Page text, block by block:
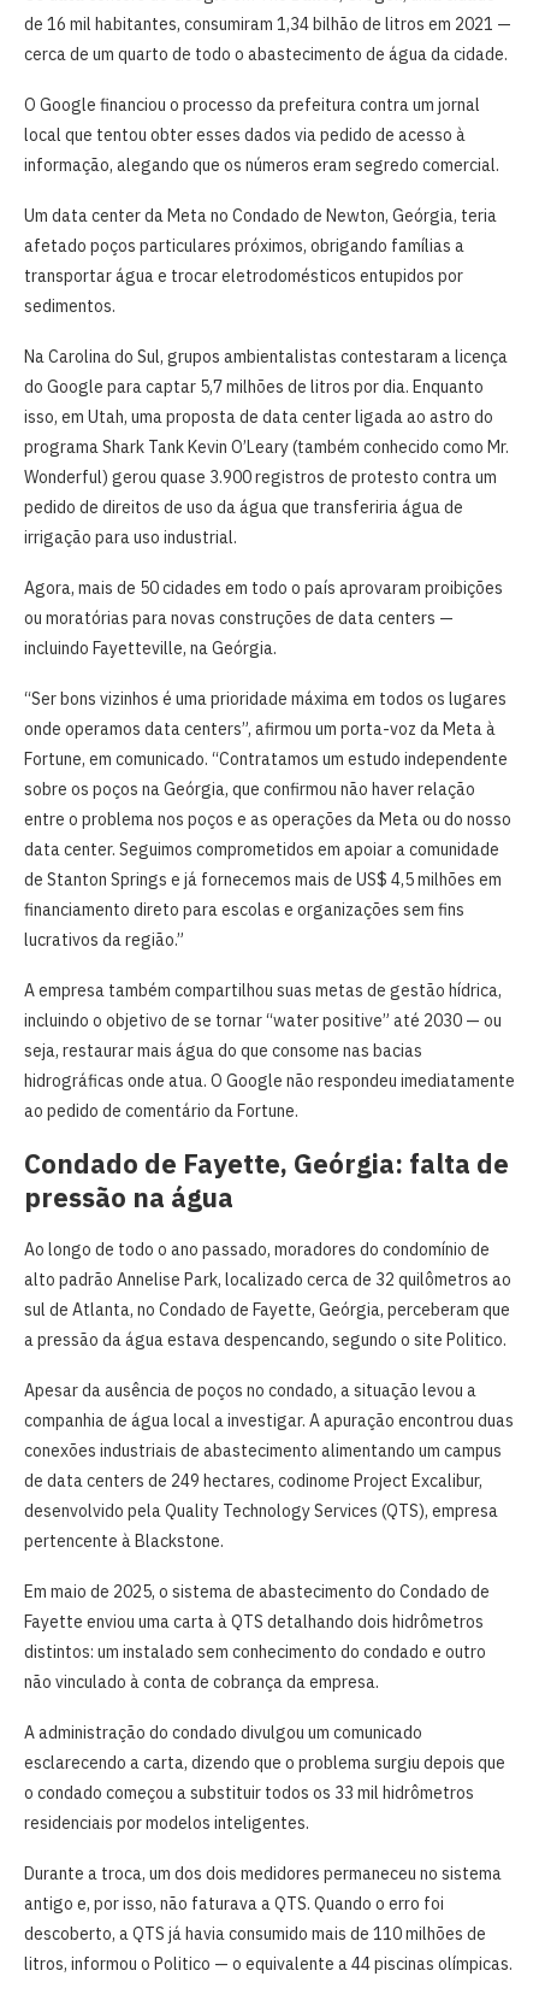
de 16 mil habitantes, consumiram 1,34 bilhão de litros em 2021 —
cerca de um quarto de todo o abastecimento de água da cidade.
O Google financiou o processo da prefeitura contra um jornal
local que tentou obter esses dados via pedido de acesso à
informação, alegando que os números eram segredo comercial.
Um data center da Meta no Condado de Newton, Geórgia, teria
afetado poços particulares próximos, obrigando famílias a
transportar água e trocar eletrodomésticos entupidos por
sedimentos.
Na Carolina do Sul, grupos ambientalistas contestaram a licença
do Google para captar 5,7 milhões de litros por dia. Enquanto
isso, em Utah, uma proposta de data center ligada ao astro do
programa Shark Tank Kevin O’Leary (também conhecido como Mr.
Wonderful) gerou quase 3.900 registros de protesto contra um
pedido de direitos de uso da água que transferiria água de
irrigação para uso industrial.
Agora, mais de 50 cidades em todo o país aprovaram proibições
ou moratórias para novas construções de data centers —
incluindo Fayetteville, na Geórgia.
“Ser bons vizinhos é uma prioridade máxima em todos os lugares
onde operamos data centers”, afirmou um porta-voz da Meta à
Fortune, em comunicado. “Contratamos um estudo independente
sobre os poços na Geórgia, que confirmou não haver relação
entre o problema nos poços e as operações da Meta ou do nosso
data center. Seguimos comprometidos em apoiar a comunidade
de Stanton Springs e já fornecemos mais de US$ 4,5 milhões em
financiamento direto para escolas e organizações sem fins
lucrativos da região.”
A empresa também compartilhou suas metas de gestão hídrica,
incluindo o objetivo de se tornar “water positive” até 2030 — ou
seja, restaurar mais água do que consome nas bacias
hidrográficas onde atua. O Google não respondeu imediatamente
ao pedido de comentário da Fortune.
Condado de Fayette, Geórgia: falta de
pressão na água
Ao longo de todo o ano passado, moradores do condomínio de
alto padrão Annelise Park, localizado cerca de 32 quilômetros ao
sul de Atlanta, no Condado de Fayette, Geórgia, perceberam que
a pressão da água estava despencando, segundo o site Politico.
Apesar da ausência de poços no condado, a situação levou a
companhia de água local a investigar. A apuração encontrou duas
conexões industriais de abastecimento alimentando um campus
de data centers de 249 hectares, codinome Project Excalibur,
desenvolvido pela Quality Technology Services (QTS), empresa
pertencente à Blackstone.
Em maio de 2025, o sistema de abastecimento do Condado de
Fayette enviou uma carta à QTS detalhando dois hidrômetros
distintos: um instalado sem conhecimento do condado e outro
não vinculado à conta de cobrança da empresa.
A administração do condado divulgou um comunicado
esclarecendo a carta, dizendo que o problema surgiu depois que
o condado começou a substituir todos os 33 mil hidrômetros
residenciais por modelos inteligentes.
Durante a troca, um dos dois medidores permaneceu no sistema
antigo e, por isso, não faturava a QTS. Quando o erro foi
descoberto, a QTS já havia consumido mais de 110 milhões de
litros, informou o Politico — o equivalente a 44 piscinas olímpicas.